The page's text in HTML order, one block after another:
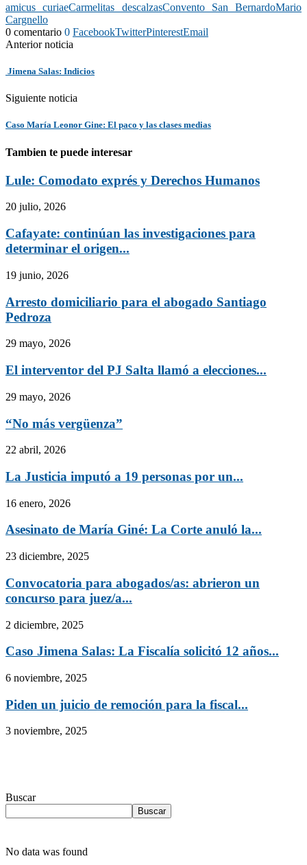
amicus curiaeCarmelitas descalzasConvento San BernardoMario
Cargnello
0 comentario 0 FacebookTwitterPinterestEmail
Anterior noticia
Jimena Salas: Indicios
Siguiente noticia
Caso María Leonor Gine: El paco y las clases medias
Tambien te puede interesar
Lule: Comodato exprés y Derechos Humanos
20 julio, 2026
Cafayate: continúan las investigaciones para
determinar el origen...
19 junio, 2026
Arresto domiciliario para el abogado Santiago
Pedroza
29 mayo, 2026
El interventor del PJ Salta llamó a elecciones...
29 mayo, 2026
“No más vergüenza”
22 abril, 2026
La Justicia imputó a 19 personas por un...
16 enero, 2026
Asesinato de María Giné: La Corte anuló la...
23 diciembre, 2025
Convocatoria para abogados/as: abrieron un
concurso para juez/a...
2 diciembre, 2025
Caso Jimena Salas: La Fiscalía solicitó 12 años...
6 noviembre, 2025
Piden un juicio de remoción para la fiscal...
3 noviembre, 2025
Buscar
Buscar
No data was found